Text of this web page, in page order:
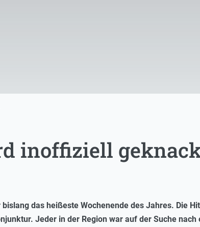
inoffiziell
das heißeste Wochenende des Jahres. Die
Jeder in der Region war auf der Suche